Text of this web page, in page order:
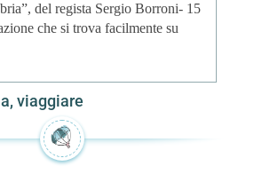
del regista Sergio Borroni- 15
che si trova facilmente su
, viaggiare